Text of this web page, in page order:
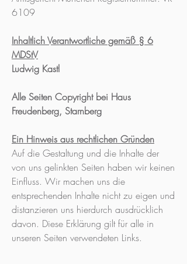
6109
Inhaltlich Verantwortliche gemäß § 6
MDStV
Ludwig Kastl
Alle Seiten Copyright bei Haus
Freudenberg, Starnberg
Ein Hinweis aus rechtlichen Gründen
Auf die Gestaltung und die Inhalte der
von uns gelinkten Seiten haben wir keinen
Einfluss. Wir machen uns die
entsprechenden Inhalte nicht zu eigen und
distanzieren uns hierdurch ausdrücklich
davon. Diese Erklärung gilt für alle in
unseren Seiten verwendeten Links.